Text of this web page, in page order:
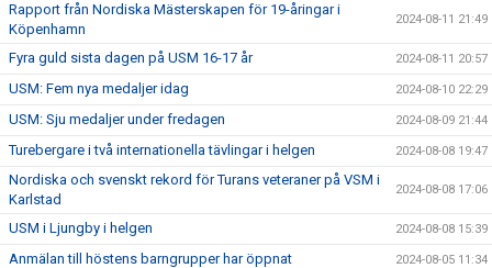
Rapport från Nordiska Mästerskapen för 19-åringar i
Köpenhamn
2024-08-11 21:49
Fyra guld sista dagen på USM 16-17 år 2024-08-11 20:57
USM: Fem nya medaljer idag 2024-08-10 22:29
USM: Sju medaljer under fredagen 2024-08-09 21:44
Turebergare i två internationella tävlingar i helgen 2024-08-08 19:47
Nordiska och svenskt rekord för Turans veteraner på VSM i
Karlstad
2024-08-08 17:06
USM i Ljungby i helgen 2024-08-08 15:39
Anmälan till höstens barngrupper har öppnat 2024-08-05 11:34